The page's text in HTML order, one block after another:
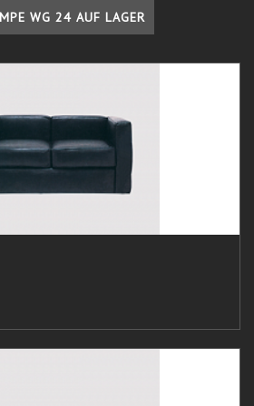
WG 24 AUF LAGER